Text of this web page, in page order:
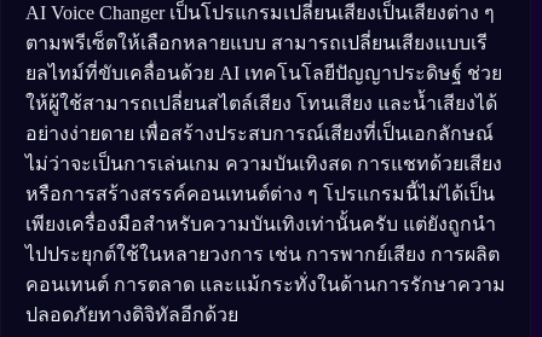
AI Voice Changer เป็นโปรแกรมเปลี่ยนเสียงเป็นเสียงต่าง ๆ
ตามพรีเซ็ตให้เลือกหลายแบบ สามารถเปลี่ยนเสียงแบบเรี
ยลไทม์ที่ขับเคลื่อนด้วย AI เทคโนโลยีปัญญาประดิษฐ์ ช่วย
ให้ผู้ใช้สามารถเปลี่ยนสไตล์เสียง โทนเสียง และน้ำเสียงได้
อย่างง่ายดาย เพื่อสร้างประสบการณ์เสียงที่เป็นเอกลักษณ์
ไม่ว่าจะเป็นการเล่นเกม ความบันเทิงสด การแชทด้วยเสียง
หรือการสร้างสรรค์คอนเทนต์ต่าง ๆ โปรแกรมนี้ไม่ได้เป็น
เพียงเครื่องมือสำหรับความบันเทิงเท่านั้นครับ แต่ยังถูกนำ
ไปประยุกต์ใช้ในหลายวงการ เช่น การพากย์เสียง การผลิต
คอนเทนต์ การตลาด และแม้กระทั่งในด้านการรักษาความ
ปลอดภัยทางดิจิทัลอีกด้วย